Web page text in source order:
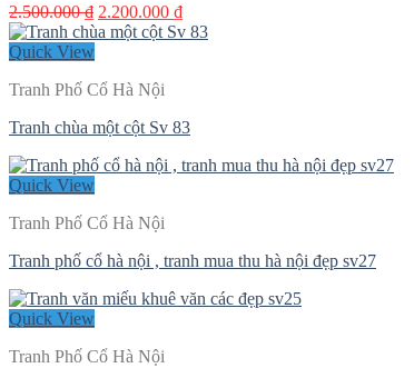
2.500.000₫ Giá
gốc
2.200.000 ₫Giá
hiện
Quick View
Tranh Phố Cổ Hà Nội
Tranh chùa một cột Sv 83
Quick View
Tranh Phố Cổ Hà Nội
Tranh phố cổ hà nội , tranh mua thu hà nội đẹp sv27
Quick View
Tranh Phố Cổ Hà Nội